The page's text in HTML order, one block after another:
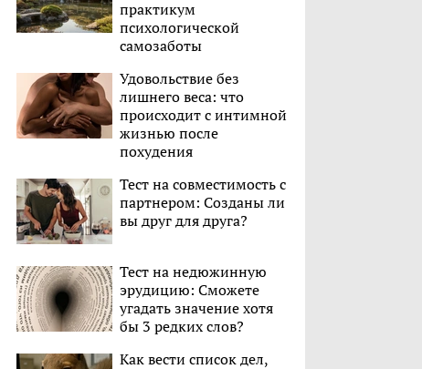
практикум
психологической
самозаботы
Удовольствие без
лишнего веса: что
происходит с интимной
жизнью после
похудения
Тест на совместимость с
партнером: Созданы ли
вы друг для друга?
Тест на недюжинную
эрудицию: Сможете
угадать значение хотя
бы 3 редких слов?
Как вести список дел,